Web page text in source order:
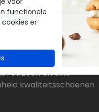
voor lange
Naar
de winter? Of kunt u
paar slippers of
gebruiken? U shopt
seizoen en elke
kwaliteitsschoenen
functionele
cookies er